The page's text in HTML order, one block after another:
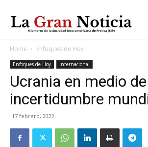
Home Enfoques de Hoy
Enfoques de Hoy Internacional
Ucrania en medio
incertidumbre
17 febrero, 2022